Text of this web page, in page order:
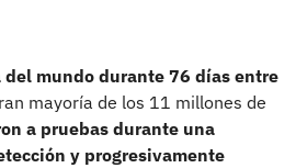
mundo durante 76 días entre
mayoría de los 11 millones de
a pruebas durante una
y progresivamente